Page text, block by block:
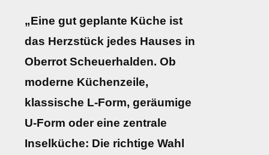
„Eine gut geplante Küche ist
das Herzstück jedes Hauses in
Oberrot Scheuerhalden. Ob
moderne Küchenzeile,
klassische L-Form, geräumige
U-Form oder eine zentrale
Inselküche: Die richtige Wahl